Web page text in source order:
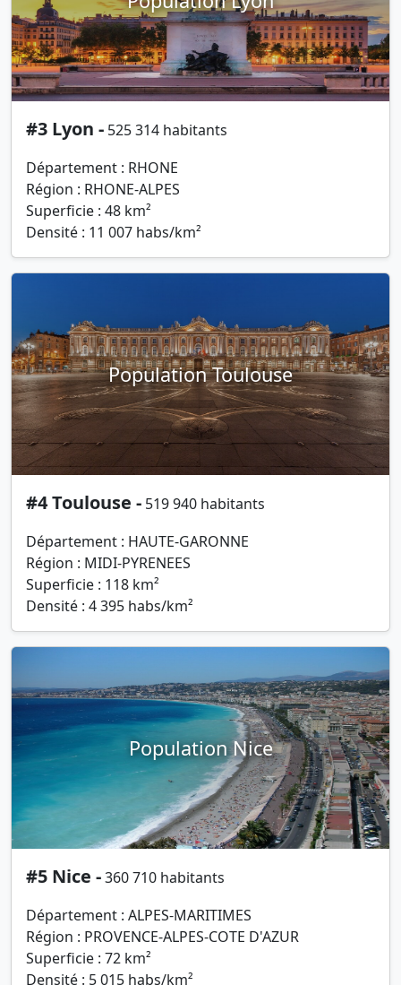
#3 Lyon - 525 314 habitants
Département : RHONE
Région : RHONE-ALPES
Superficie : 48 km²
Densité : 11 007 habs/km²
Population Toulouse
#4 Toulouse - 519 940 habitants
Département : HAUTE-GARONNE
Région : MIDI-PYRENEES
Superficie : 118 km²
Densité : 4 395 habs/km²
Population Nice
#5 Nice -360 710 habitants
Département : ALPES-MARITIMES
Région : PROVENCE-ALPES-COTE D'AZUR
Superficie : 72 km²
Densité : 5 015 habs/km²